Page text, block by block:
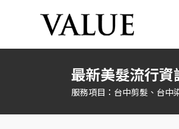
最新美髮流行資
服務項目：台中剪髮、台中